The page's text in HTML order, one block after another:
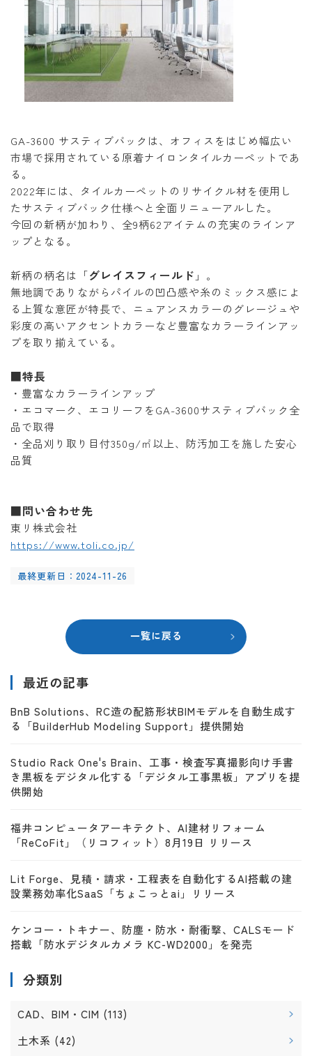
GA-3600 サスティブバックは、オフィスをはじめ幅広い
市場で採用されている原着ナイロンタイルカーペットであ
る。
2022年には、タイルカーペットのリサイクル材を使用し
たサスティブバック仕様へと全面リニューアルした。
今回の新柄が加わり、全9柄62アイテムの充実のラインア
ップとなる。
新柄の柄名は「グレイスフィールド 」。
無地調でありながらパイルの凹凸感や糸のミックス感によ
る上質な意匠が特長で、ニュアンスカラーのグレージュや
彩度の高いアクセントカラーなど豊富なカラーラインアッ
プを取り揃えている。
■特長
・豊富なカラーラインアップ
・エコマーク、エコリーフをGA-3600サスティブバック全
品で取得
・全品刈り取り目付350g/㎡以上、防汚加工を施した安心
品質
■問い合わせ先
東リ株式会社
https://www.toli.co.jp/
最終更新日：2024-11-26
一覧に戻る
最近の記事
BnB Solutions、RC造の配筋形状BIMモデルを自動生成す
る「BuilderHub Modeling Support」提供開始
Studio Rack One's Brain、工事・検査写真撮影向け手書
き黒板をデジタル化する「デジタル工事黒板」アプリを提
供開始
福井コンピュータアーキテクト、AI建材リフォーム
「ReCoFit」（リコフィット）8月19日 リリース
Lit Forge、見積・請求・工程表を自動化するAI搭載の建
設業務効率化SaaS「ちょこっとai」リリース
ケンコー・トキナー、防塵・防水・耐衝撃、CALSモード
搭載「防水デジタルカメラ KC-WD2000」を発売
分類別
CAD、BIM・CIM (113)
土木系 (42)